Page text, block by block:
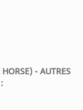
- AUTRES